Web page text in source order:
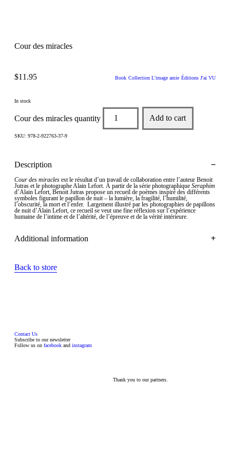
Cour des miracles
$11.95 Book Collection L'image amie Éditions J'ai VU
In stock
Cour des miracles quantity Add to cart
SKU: 978-2-922763-37-9
Description
Cour des miracles est le résultat d’un travail de collaboration entre l’auteur Benoit
Jutras et le photographe Alain Lefort. À partir de la série photographique Seraphim
d’Alain Lefort, Benoit Jutras propose un recueil de poèmes inspiré des différents
symboles figurant le papillon de nuit – la lumière, la fragilité, l’humilité,
l’obscurité, la mort et l’enfer. Largement illustré par les photographies de papillons
de nuit d’Alain Lefort, ce recueil se veut une fine réflexion sur l’expérience
humaine de l’intime et de l’altérité, de l’épreuve et de la vérité intérieure.
Additional information
Back to store
Contact Us
Subscribe to ournewsletter
Follow us on facebook and instagram
Thank you to our partners.